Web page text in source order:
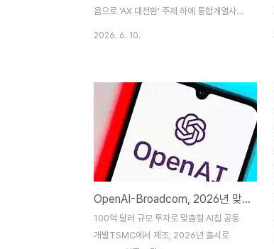
음으로 'AX 대전환' 주제 하에 통합계열사별
(New) 이천포럼'을 경기도 이천 SKMS연구
소에서 11일부터 사흘간 개최한다.올해 행사
는 SK그룹의 최고 정책 회의체인 '경영전략
회의'와 사내 구성원 지식 교류 플랫폼인 '이
천포럼'을 사상 최초로 하나로 통합해 가동한
다. 이는 AI 기술 패러다임 변화 속도가 빨라
진 상황에서 경영진과 현장의 시차를 없애고
일사불란한 그룹 AX(AI 전환) 실행력을 담보
하기 위한 최태원 SK그룹 회장의 강력한 ..
2026. 6. 10.
OpenAI-Broadcom, 2026년 맞춤형 AI칩 출시로 NVIDIA 의존도 탈피
100억 달러 규모 투자로 맞춤형 AI칩 공동
개발TSMC에서 제조, 2026년 출시로